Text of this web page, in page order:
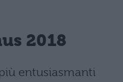
2018
entusiasmanti